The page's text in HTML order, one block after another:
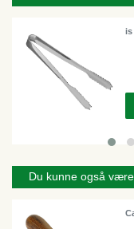
is
Du kunne også